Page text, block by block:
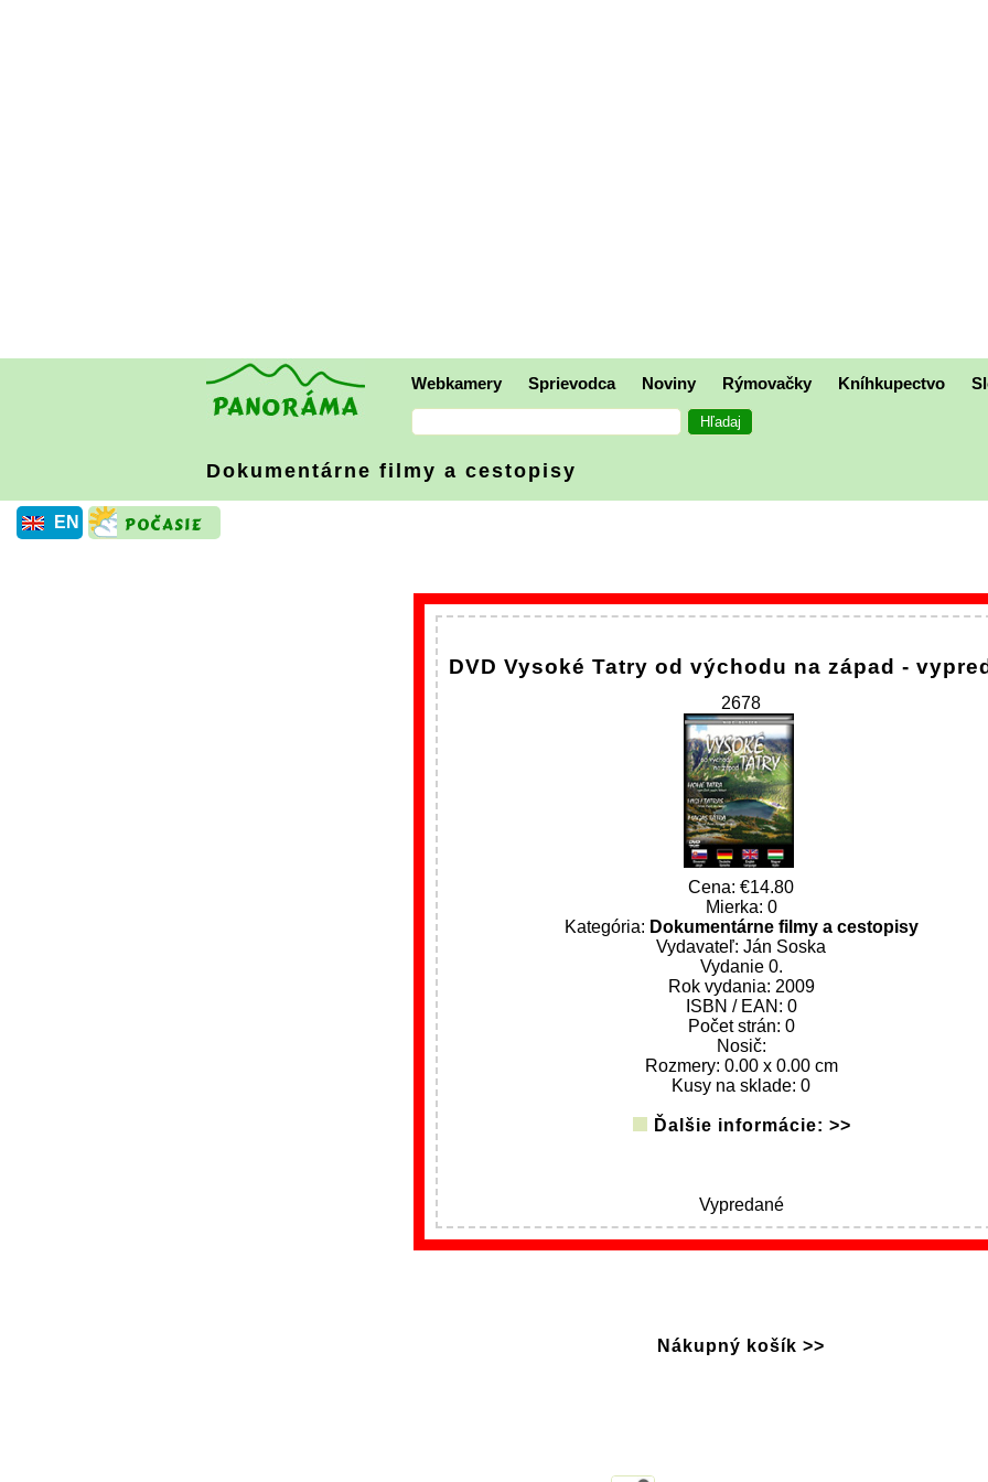
Webkamery Sprievodca Noviny Rýmovačky Kníhkupectvo
Dokumentárne filmy a cestopisy
EN
DVD Vysoké Tatry od východu na západ -
2678
Cena:
14.80
Mierka: 0
Kategória: Dokumentárne filmy a cestopisy
Vydavateľ: Ján Soska
Vydanie 0.
Rok vydania: 2009
ISBN / EAN: 0
Počet strán: 0
Nosič:
Rozmery: 0.00 x 0.00 cm
Kusy na sklade: 0
Ďalšie informácie: >>
Vypredané
Nákupný košík >>